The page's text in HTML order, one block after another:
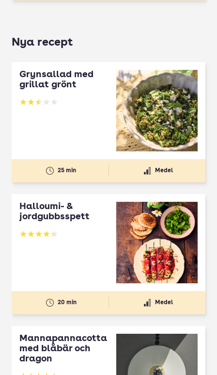
Nya recept
Grynsallad med
grillat grönt
Betyg: 2.5 av 5
25 min Medel
Halloumi- &
jordgubbsspett
Betyg: 4.3 av 5
20 min Medel
Mannapannacotta
med blåbär och
dragon